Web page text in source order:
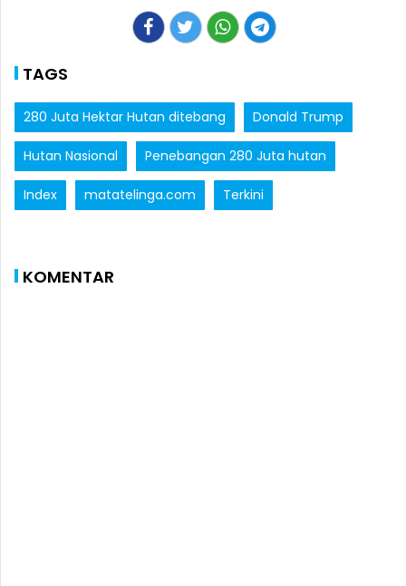
TAGS
280 Juta Hektar Hutan ditebang Donald Trump
Hutan Nasional Penebangan 280 Juta hutan
Index matatelinga.com Terkini
KOMENTAR